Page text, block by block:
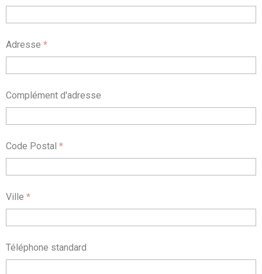
Adresse *
Complément d'adresse
Code Postal *
Ville *
Téléphone standard